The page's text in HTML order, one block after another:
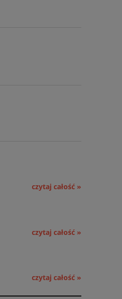
czytaj całość »
czytaj całość »
czytaj całość »